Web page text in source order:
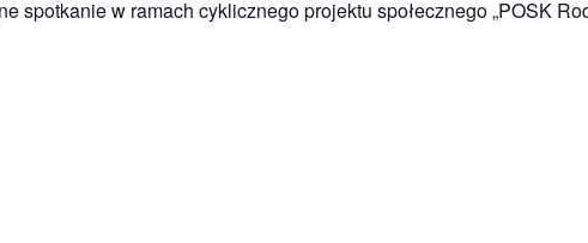
spotkanie w ramach cyklicznego projektu społecznego „POSK